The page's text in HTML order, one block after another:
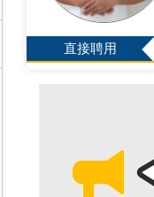
直接聘用